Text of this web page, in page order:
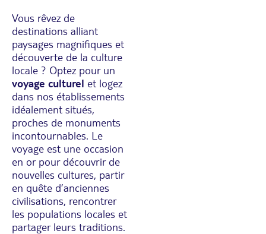
Vous rêvez de
destinations alliant
paysages magnifiques et
découverte de la culture
locale ? Optez pour un
voyage culturel et logez
dans nos établissements
idéalement situés,
proches de monuments
incontournables. Le
voyage est une occasion
en or pour découvrir de
nouvelles cultures, partir
en quête d’anciennes
civilisations, rencontrer
les populations locales et
partager leurs traditions.